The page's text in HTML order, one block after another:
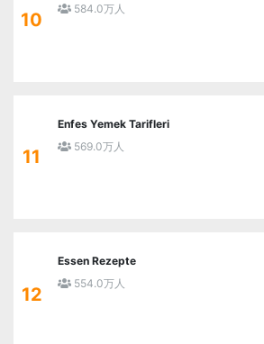
10
584.0万人
11
Enfes Yemek Tarifleri
569.0万人
12
Essen Rezepte
554.0万人